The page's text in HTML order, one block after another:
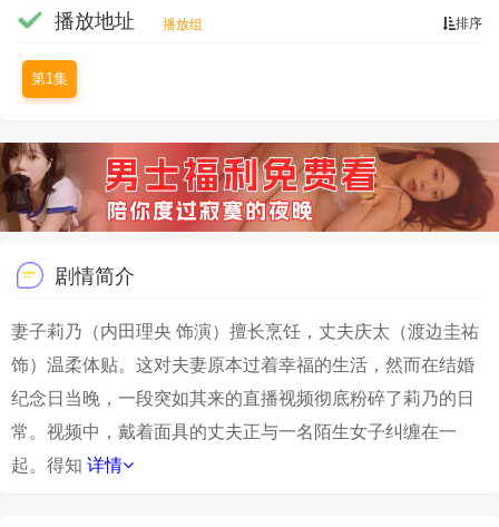
排序
播放地址 播放组
第1集
剧情简介
妻子莉乃（内田理央 饰演）擅长烹饪，丈夫庆太（渡边圭祐
饰）温柔体贴。这对夫妻原本过着幸福的生活，然而在结婚
纪念日当晚，一段突如其来的直播视频彻底粉碎了莉乃的日
常。视频中，戴着面具的丈夫正与一名陌生女子纠缠在一
起。得知 详情